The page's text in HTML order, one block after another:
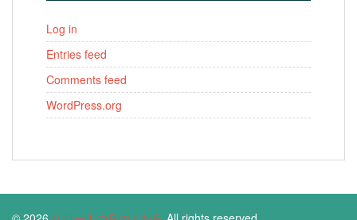
Log in
Entries feed
Comments feed
WordPress.org